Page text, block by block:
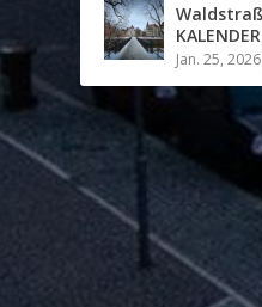
Jan. 25, 2026